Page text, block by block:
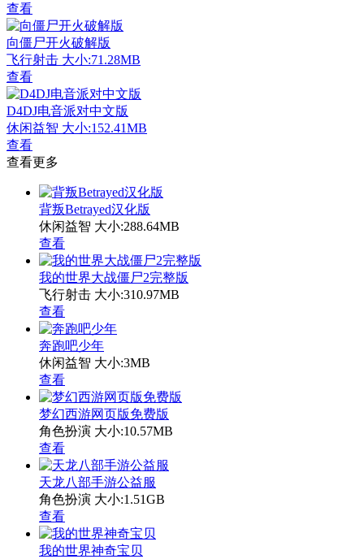
查看
向僵尸开火破解版
飞行射击 大小:71.28MB
查看
D4DJ电音派对中文版
休闲益智 大小:152.41MB
查看
查看更多
背叛Betrayed汉化版
休闲益智 大小:288.64MB
查看
我的世界大战僵尸2完整版
飞行射击 大小:310.97MB
查看
奔跑吧少年
休闲益智 大小:3MB
查看
梦幻西游网页版免费版
角色扮演 大小:10.57MB
查看
天龙八部手游公益服
角色扮演 大小:1.51GB
查看
我的世界神奇宝贝